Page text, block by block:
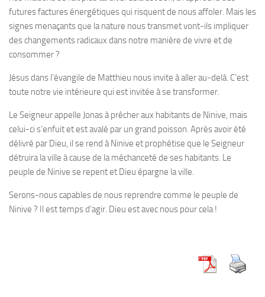
futures factures énergétiques qui risquent de nous affoler. Mais les
signes menaçants que la nature nous transmet vont-ils impliquer
des changements radicaux dans notre manière de vivre et de
consommer ?
Jésus dans l’évangile de Matthieu nous invite à aller au-delà. C’est
toute notre vie intérieure qui est invitée à se transformer.
Le Seigneur appelle Jonas à prêcher aux habitants de Ninive, mais
celui-ci s’enfuit et est avalé par un grand poisson. Après avoir été
délivré par Dieu, il se rend à Ninive et prophétise que le Seigneur
détruira la ville à cause de la méchanceté de ses habitants. Le
peuple de Ninive se repent et Dieu épargne la ville.
Serons-nous capables de nous reprendre comme le peuple de
Ninive ? Il est temps d’agir. Dieu est avec nous pour cela !